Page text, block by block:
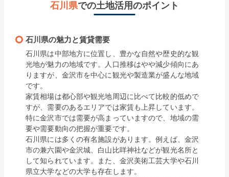
石川県での土地活用のポイント
石川県の魅力と賃貸需要
石川県は中部地方に位置し、豊かな自然や歴史的な観
光地が魅力の地域です。人口推移はやや減少傾向にあ
りますが、金沢市を中心に観光や製造業が盛んな地域
です。
家賃相場は都心部や観光地周辺に比べて比較的低めで
すが、需要のあるエリアでは家賃も上昇しています。
特に金沢市では需要が高まっていますので、地域の需
要や需要動向の把握が重要です。
石川県には多くの有名施設があります。例えば、金沢
市の兼六園や金沢城、白山比咩神社などが観光名所と
して知られています。また、金沢美術工芸大学や石川
県立大学などの大学も存在します。